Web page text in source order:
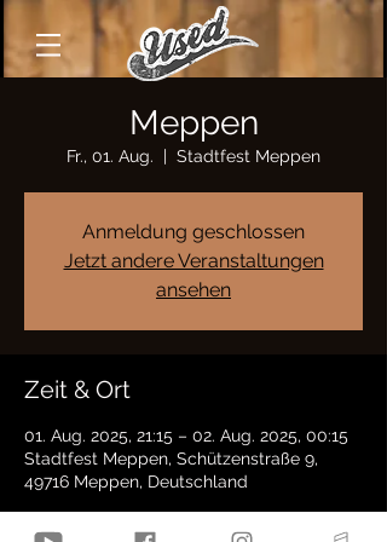
Meppen
Fr., 01. Aug.
  |
Stadtfest Meppen
Anmeldung geschlossen
Jetzt andere Veranstaltungen
ansehen
Zeit & Ort
01. Aug. 2025, 21:15 – 02. Aug. 2025, 00:15
Stadtfest Meppen, Schützenstraße 9,
49716 Meppen, Deutschland